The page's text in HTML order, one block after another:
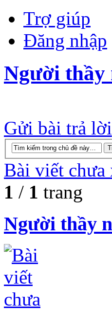
Trợ giúp
Đăng nhập
Người thầy
Gửi bài trả lời
Bài viết chưa
1 / 1 trang
Người thầy